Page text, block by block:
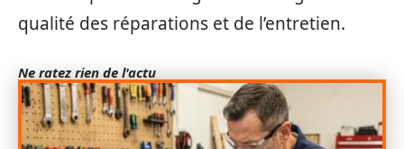
qualité des réparations et de l’entretien.
Ne ratez rien de l'actu